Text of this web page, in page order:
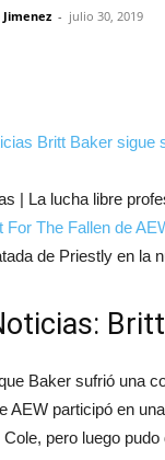
- julio 30, 2019
| La lucha libre
For The Fallen de
de Priestly en la
Baker sufrió una
AEW participó en
Cole, pero luego